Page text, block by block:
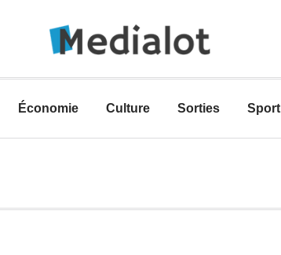
Économie Culture Sorties Sport